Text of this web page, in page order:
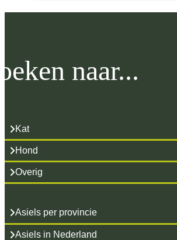
naar...
Kat
Hond
Overig
Asiels per provincie
Asiels in Nederland